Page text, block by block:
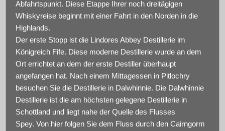
Abfahrtspunkt. Diese Etappe Ihrer noch dreitägigen
Whiskyreise beginnt mit einer Fahrt in den Norden in die
Highlands.
Der erste Stopp ist die Lindores Abbey Destillerie im
Königreich Fife. Diese moderne Destillerie wurde an dem
Ort errichtet an dem der erste Destiller überhaupt
angefangen hat. Nach einem Mittagessen in Pitlochry
besuchen Sie die Destillerie in Dalwhinnie. Die Dalwhinnie
Destillerie ist die am höchsten gelegene Destillerie in
Schottland und liegt nahe der Quelle des Flusses
Spey. Von hier folgen Sie dem Fluss durch den Cairngorm